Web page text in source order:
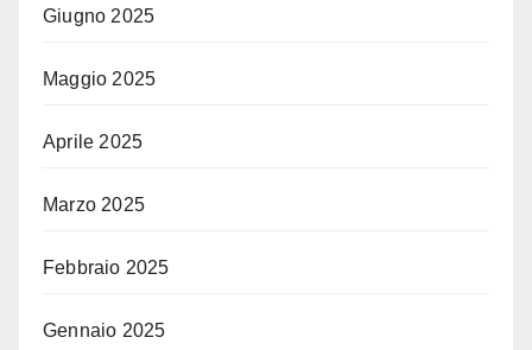
Giugno 2025
Maggio 2025
Aprile 2025
Marzo 2025
Febbraio 2025
Gennaio 2025